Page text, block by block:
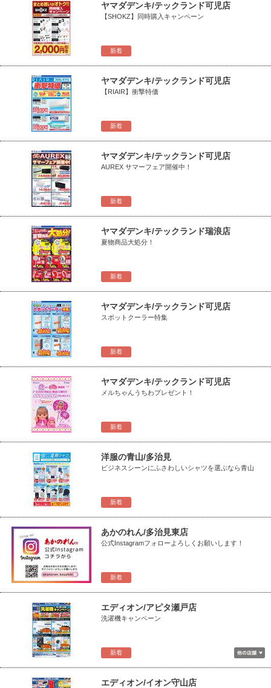
新着
ヤマダデンキ/テックランド可児店
【SHOKZ】同時購入キャンペーン
新着
ヤマダデンキ/テックランド可児店
【RIAIR】衝撃特価
新着
ヤマダデンキ/テックランド可児店
AUREX サマーフェア開催中！
新着
ヤマダデンキ/テックランド瑞浪店
夏物商品大処分！
新着
ヤマダデンキ/テックランド可児店
スポットクーラー特集
新着
ヤマダデンキ/テックランド可児店
メルちゃんうちわプレゼント！
新着
洋服の青山/多治見
ビジネスシーンにふさわしいシャツを選ぶなら青山
新着
あかのれん/多治見東店
公式Instagramフォローよろしくお願いします！
新着
エディオン/アピタ瀬戸店
洗濯機キャンペーン
エディオン/イオン守山店